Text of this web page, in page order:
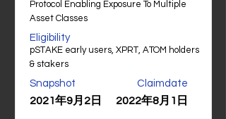
Protocol Enabling Exposure To Multiple
Asset Classes
Eligibility
pSTAKE early users, XPRT, ATOM holders
& stakers
Snapshot
2021年9月2日
Claimdate
2022年8月1日